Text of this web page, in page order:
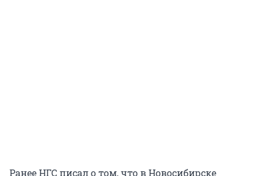
Ранее НГС писал о том, что в Новосибирске